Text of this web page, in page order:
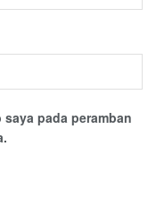
pada peramban